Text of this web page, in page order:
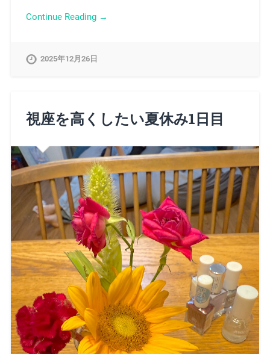
Continue Reading →
2025年12月26日
視座を高くしたい夏休み1日目